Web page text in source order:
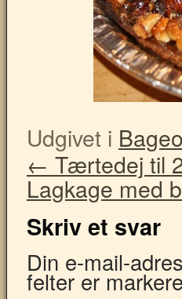
Udgivet i
← Tærtedej til
Lagkage med
Skriv et svar
Din e-mail-
felter er